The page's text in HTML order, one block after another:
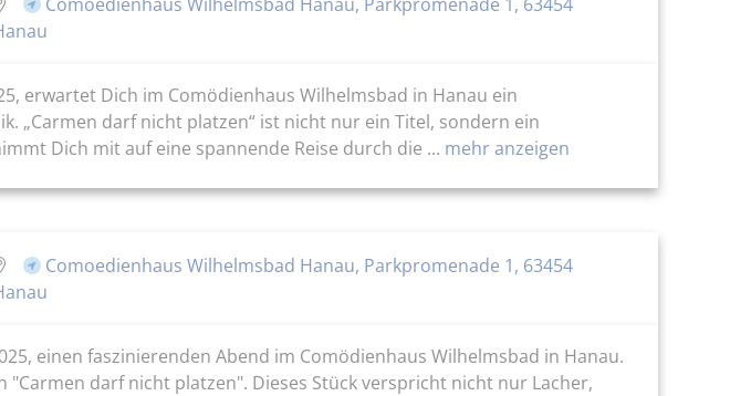
erwartet Dich im Comödienhaus Wilhelmsbad in Hanau ein
„Carmen darf nicht platzen“ ist nicht nur ein Titel, sondern ein
Dich mit auf eine spannende Reise durch die ... mehr anzeigen
Comoedienhaus Wilhelmsbad Hanau, Parkpromenade 1, 63454
einen faszinierenden Abend im Comödienhaus Wilhelmsbad in Hanau.
darf nicht platzen". Dieses Stück verspricht nicht nur Lacher,